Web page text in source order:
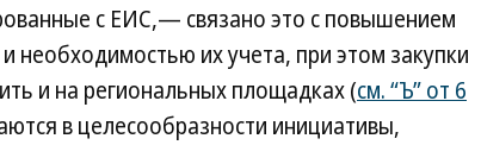
с ЕИС,— связано это с повышением
необходимостью их учета, при этом закупки
и на региональных площадках (см. “Ъ” от 6
в целесообразности инициативы,